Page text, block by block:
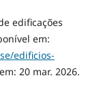
edificações
em:
edificios-
20 mar. 2026.